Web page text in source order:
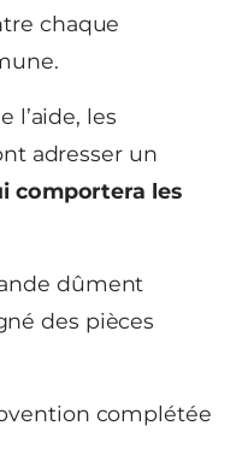
chaque
l’aide, les
adresser un
comportera les
dûment
des pièces
complétée